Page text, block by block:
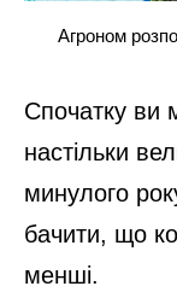
Агроном
Спочатку ви
настільки
минулого
бачити, що
менші.